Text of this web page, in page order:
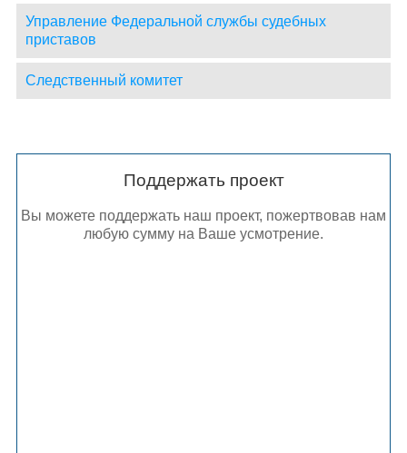
Управление Федеральной службы судебных
приставов
Следственный комитет
Поддержать проект
Вы можете поддержать наш проект, пожертвовав нам
любую сумму на Ваше усмотрение.